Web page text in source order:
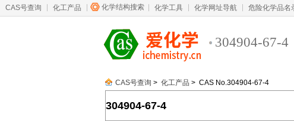
CAS号查询 化工产品 化学结构搜索 化学工具 化学网址导航 危险化学品名
304904-67-4
CAS号查询 > 化工产品 > CAS No.304904-67-4
304904-67-4